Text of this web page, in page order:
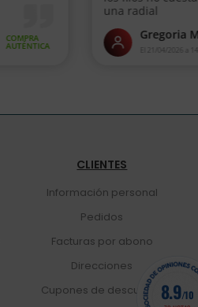
CLIENTES
Información personal
Pedidos
Facturas por abono
Direcciones
Cupones de descuento8.9/10